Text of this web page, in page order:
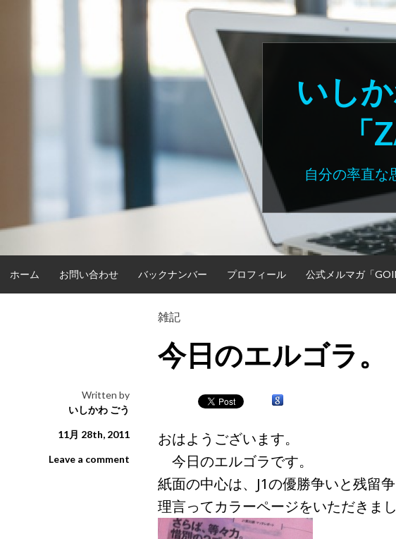
いし
自分の率直な
ホーム お問い合わせ バックナンバー プロフィール 公式メルマガ「
雑記
今日のエルゴラ。
Written by
いしかわ ごう
11月 28th, 2011
Leave a comment
おはようございます。
今日のエルゴラです。
紙面の中心は、J1の優勝争いと残留
理言ってカラーページをいただきまし